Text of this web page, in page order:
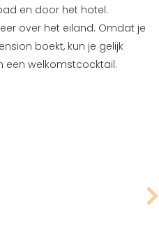
en door het hotel.
over het eiland. Omdat je
boekt, kun je gelijk
een welkomstcocktail.